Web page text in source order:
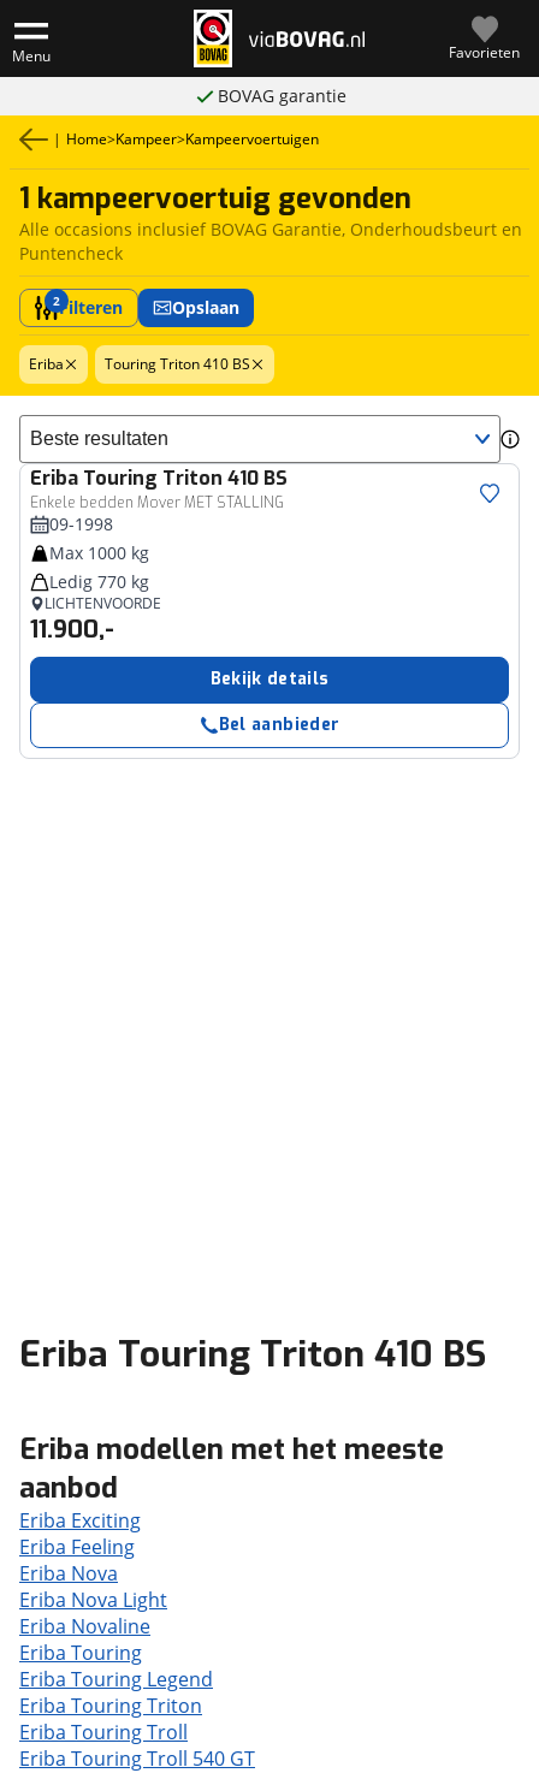
Menu Favorieten
BOVAG garantie
| Home>Kampeer>Kampeervoertuigen
1 kampeervoertuig gevonden
Alle occasions inclusief BOVAG Garantie, Onderhoudsbeurt en
Puntencheck
2Filteren Opslaan
Eriba Touring Triton 410 BS
Sorteer resultaten
Eriba Touring Triton 410 BS
Enkele bedden Mover MET STALLING
09-1998
Max 1000 kg
Ledig 770 kg
LICHTENVOORDE
11.900,-
Bekijk details
Bel aanbieder
Eriba Touring Triton 410 BS
Eriba modellen met het meeste
aanbod
Eriba Exciting
Eriba Feeling
Eriba Nova
Eriba Nova Light
Eriba Novaline
Eriba Touring
Eriba Touring Legend
Eriba Touring Triton
Eriba Touring Troll
Eriba Touring Troll 540 GT